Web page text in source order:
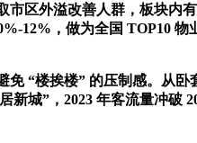
外溢改善人群，板块内
12%，做为全国 TOP10
楼挨楼” 的压制感。从卧
城”，2023 年客流量冲